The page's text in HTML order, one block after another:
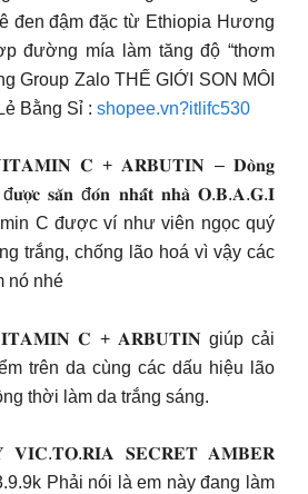
đen đậm đặc từ Ethiopia Hương
đường mía làm tăng độ “thơm
Group Zalo THẾ GIỚI SON MÔI
Bằng Sỉ : shopee.vn?itlifc530
𝐂 + 𝐀𝐑𝐁𝐔𝐓𝐈𝐍 – 𝐃𝐨̀𝐧𝐠
đ𝐮̛𝐨̛̣𝐜 𝐬𝐚̆𝐧 đ𝐨́𝐧 𝐧𝐡𝐚̂́𝐭 𝐧𝐡𝐚̀ 𝐎.𝐁.𝐀.𝐆.𝐈
C được ví như viên ngọc quý
trắng, chống lão hoá vì vậy các
nó nhé
𝐂 + 𝐀𝐑𝐁𝐔𝐓𝐈𝐍 giúp cải
trên da cùng các dấu hiệu lão
thời làm da trắng sáng.
𝐒𝐄𝐂𝐑𝐄𝐓 𝐀𝐌𝐁𝐄𝐑
Phải nói là em này đang làm